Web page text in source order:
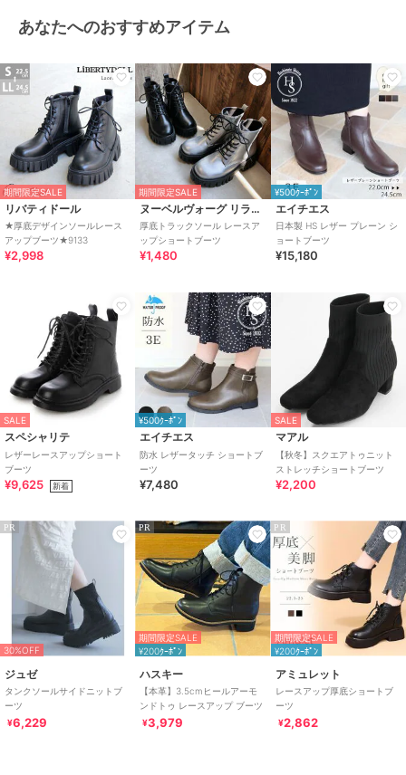
あなたへのおすすめアイテム
期間限定SALE
リバティドール
★厚底デザインソールレース
アップブーツ★9133
¥2,998
期間限定SALE
ヌーベルヴォーグ リラックス
厚底トラックソール レースア
ップショートブーツ
¥1,480
¥500ｸｰﾎﾟﾝ
エイチエス
日本製 HS レザー プレーン シ
ョートブーツ
¥15,180
SALE
スペシャリテ
レザーレースアップショート
ブーツ
¥9,625 新着
¥500ｸｰﾎﾟﾝ
エイチエス
防水 レザータッチ ショートブ
ーツ
¥7,480
SALE
マアル
【秋冬】スクエアトゥニット
ストレッチショートブーツ
¥2,200
PR
30%OFF
ジュゼ
タンクソールサイドニットブ
ーツ
¥6,229
PR
期間限定SALE
¥200ｸｰﾎﾟﾝ
ハスキー
【本革】3.5cmヒールアーモ
ンドトゥ レースアップ ブーツ
¥3,979
PR
期間限定SALE
¥200ｸｰﾎﾟﾝ
アミュレット
レースアップ厚底ショートブ
ーツ
¥2,862